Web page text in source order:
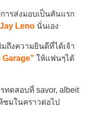
ารส่งมอบเป็นคันแรก
Jay Leno นั่นเอง
ถึงความยินดีที่ได้เจ้า
Garage” ให้แฟนๆได้
ทดสอบที่ savor, albeit
มในคราวต่อไป